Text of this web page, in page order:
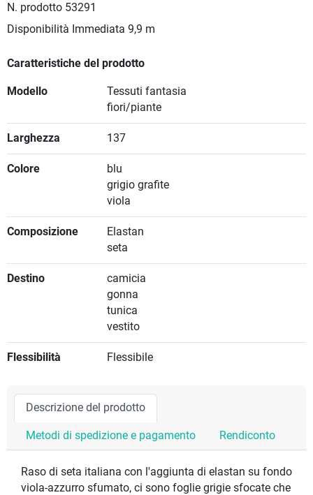
N. prodotto 53291
Disponibilità Immediata 9,9 m
Caratteristiche del prodotto
Modello
Tessuti fantasia
fiori/piante
Larghezza 137
Colore
blu
grigio grafite
viola
Composizione
Elastan
seta
Destino
camicia
gonna
tunica
vestito
Flessibilità Flessibile
Descrizione del prodotto
Metodi di spedizione e pagamento Rendiconto
Raso di seta italiana con l'aggiunta di elastan su fondo
viola-azzurro sfumato, ci sono foglie grigie sfocate che